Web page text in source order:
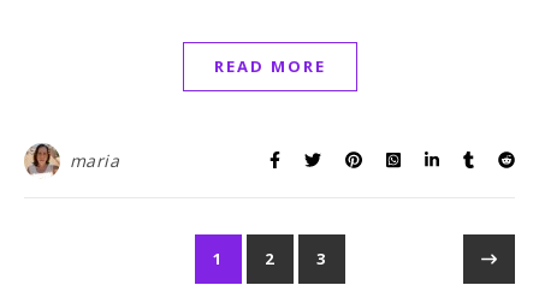
READ MORE
maria
1 2 3